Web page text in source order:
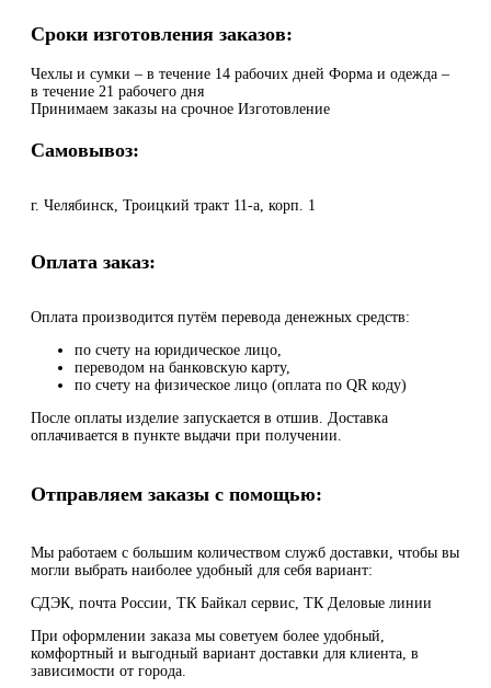
Сроки изготовления заказов:
Чехлы и сумки – в течение 14 рабочих дней Форма и одежда –
в течение 21 рабочего дня
Принимаем заказы на срочное Изготовление
Самовывоз:
г. Челябинск, Троицкий тракт 11-а, корп. 1
Оплата заказ:
Оплата производится путём перевода денежных средств:
по счету на юридическое лицо,
переводом на банковскую карту,
по счету на физическое лицо (оплата по QR коду)
После оплаты изделие запускается в отшив. Доставка
оплачивается в пункте выдачи при получении.
Отправляем заказы с помощью:
Мы работаем с большим количеством служб доставки, чтобы вы
могли выбрать наиболее удобный для себя вариант:
СДЭК, почта России, ТК Байкал сервис, ТК Деловые линии
При оформлении заказа мы советуем более удобный,
комфортный и выгодный вариант доставки для клиента, в
зависимости от города.